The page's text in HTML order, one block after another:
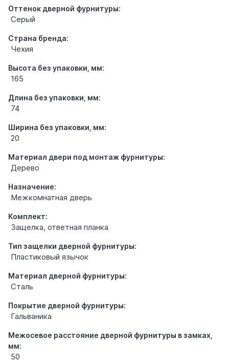
Оттенок дверной фурнитуры:
Серый
Страна бренда:
Чехия
Высота без упаковки, мм:
165
Длина без упаковки, мм:
74
Ширина без упаковки, мм:
20
Материал двери под монтаж фурнитуры:
Дерево
Назначение:
Межкомнатная дверь
Комплект:
Защелка, ответная планка
Тип защелки дверной фурнитуры:
Пластиковый язычок
Материал дверной фурнитуры:
Сталь
Покрытие дверной фурнитуры:
Гальваника
Межосевое расстояние дверной фурнитуры в замках,
мм:
50